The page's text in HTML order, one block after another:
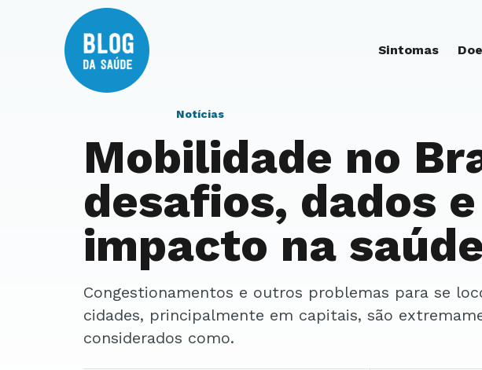
Sintomas
Notícias
Mobilidade no
desafios, dados e
impacto na saúde
Congestionamentos e outros problemas para se locomover dentro das
cidades, principalmente em capitais, são
considerados como.